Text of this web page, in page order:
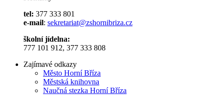
tel: 377 333 801
e-mail: sekretariat@zshornibriza.cz
školní jídelna:
777 101 912, 377 333 808
Zajímavé odkazy
Město Horní Bříza
Městská knihovna
Naučná stezka Horní Bříza